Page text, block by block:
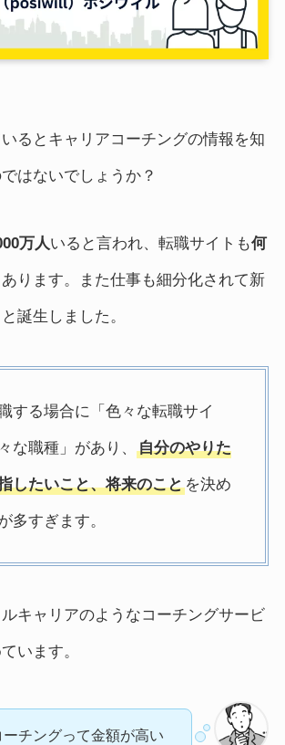
るとキャリアコーチングの情報を知
はないでしょうか？
万人いると言われ、転職サイトも何
ります。また仕事も細分化されて新
誕生しました。
する場合に「色々な転職サイ
な職種」があり、自分のやりた
したいこと、将来のことを決め
多すぎます。
キャリアのようなコーチングサービ
います。
チングって金額が高い